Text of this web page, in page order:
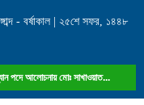
- বর্ষাকাল | ২৫শে সফর, ১৪৪৮
পদে আলোচনায় মোঃ সাখাওয়াত...